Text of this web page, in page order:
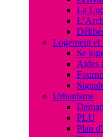
La
Logement et
Se
Aides
Urbanisme
PLU
Plan